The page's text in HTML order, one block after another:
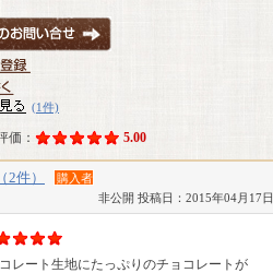
(1件)
価： 5.00
件）
購入者
非公開 投稿日：2015年04月17日
レート生地にたっぷりのチョコレートが